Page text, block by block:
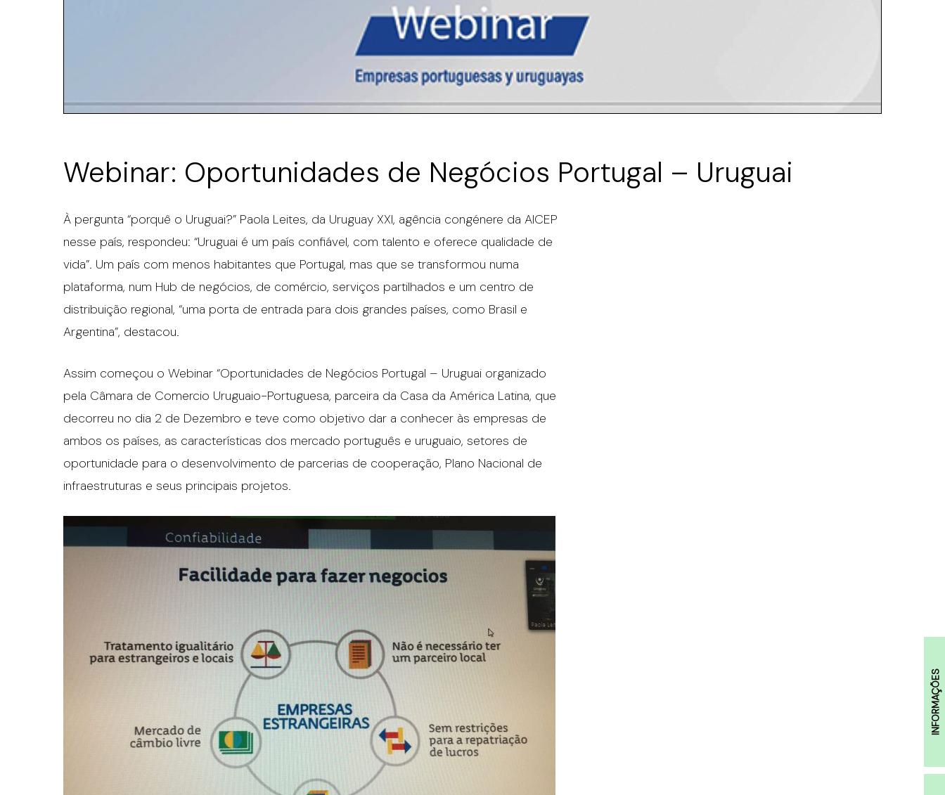
INFORMAÇÕES
Webinar: Oportunidades de Negócios Portugal – Uruguai
À pergunta “porquê o Uruguai?” Paola Leites, da Uruguay XXI, agência congénere da AICEP
nesse país, respondeu: “Uruguai é um país confiável, com talento e oferece qualidade de
vida”. Um país com menos habitantes que Portugal, mas que se transformou numa
plataforma, num Hub de negócios, de comércio, serviços partilhados e um centro de
distribuição regional, “uma porta de entrada para dois grandes países, como Brasil e
Argentina”, destacou.
Assim começou o Webinar “Oportunidades de Negócios Portugal – Uruguai organizado
pela Câmara de Comercio Uruguaio-Portuguesa, parceira da Casa da América Latina, que
decorreu no dia 2 de Dezembro e teve como objetivo dar a conhecer às empresas de
ambos os países, as características dos mercado português e uruguaio, setores de
oportunidade para o desenvolvimento de parcerias de cooperação, Plano Nacional de
infraestruturas e seus principais projetos.